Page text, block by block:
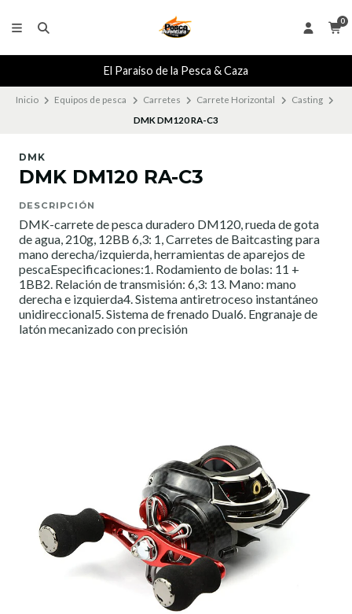
0
El Paraiso de la Pesca & Caza
Inicio Equipos de pesca Carretes Carrete Horizontal
Casting
DMK DM120 RA-C3
DMK
DMK DM120 RA-C3
DESCRIPCIÓN
DMK-carrete de pesca duradero DM120, rueda de gota
de agua, 210g, 12BB 6,3: 1, Carretes de Baitcasting para
mano derecha/izquierda, herramientas de aparejos de
pescaEspecificaciones:1. Rodamiento de bolas: 11 +
1BB2. Relación de transmisión: 6,3: 13. Mano: mano
derecha e izquierda4. Sistema antiretroceso instantáneo
unidireccional5. Sistema de frenado Dual6. Engranaje de
latón mecanizado con precisión